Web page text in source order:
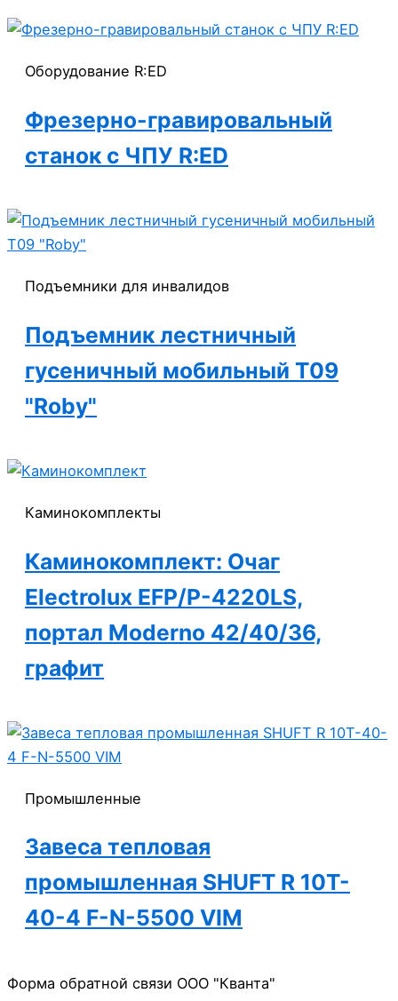
Оборудование R:ED
Фрезерно-гравировальный
станок с ЧПУ R:ED
Подъемники для инвалидов
Подъемник лестничный
гусеничный мобильный Т09
"Roby"
Каминокомплекты
Каминокомплект: Очаг
Electrolux EFP/P-4220LS,
портал Moderno 42/40/36,
графит
Промышленные
Завеса тепловая
промышленная SHUFT R 10T-
40-4 F-N-5500 VIM
Форма обратной связи ООО "Кванта"